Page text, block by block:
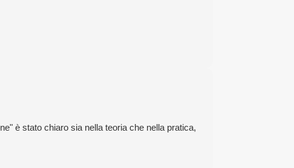
è stato chiaro sia nella teoria che nella pratica,